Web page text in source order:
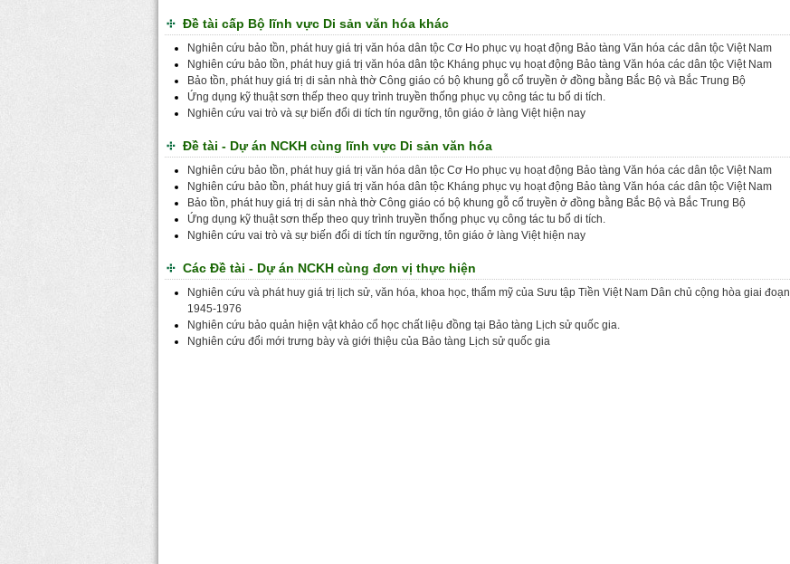
Đề tài cấp Bộ lĩnh vực Di sản văn hóa khác
Nghiên cứu bảo tồn, phát huy giá trị văn hóa dân tộc Cơ Ho phục vụ hoạt động Bảo tàng Văn hóa các dân tộc Việt Nam
Nghiên cứu bảo tồn, phát huy giá trị văn hóa dân tộc Kháng phục vụ hoạt động Bảo tàng Văn hóa các dân tộc Việt Nam
Bảo tồn, phát huy giá trị di sản nhà thờ Công giáo có bộ khung gỗ cổ truyền ở đồng bằng Bắc Bộ và Bắc Trung Bộ
Ứng dụng kỹ thuật sơn thếp theo quy trình truyền thống phục vụ công tác tu bổ di tích.
Nghiên cứu vai trò và sự biến đổi di tích tín ngưỡng, tôn giáo ở làng Việt hiện nay
Đề tài - Dự án NCKH cùng lĩnh vực Di sản văn hóa
Nghiên cứu bảo tồn, phát huy giá trị văn hóa dân tộc Cơ Ho phục vụ hoạt động Bảo tàng Văn hóa các dân tộc Việt Nam
Nghiên cứu bảo tồn, phát huy giá trị văn hóa dân tộc Kháng phục vụ hoạt động Bảo tàng Văn hóa các dân tộc Việt Nam
Bảo tồn, phát huy giá trị di sản nhà thờ Công giáo có bộ khung gỗ cổ truyền ở đồng bằng Bắc Bộ và Bắc Trung Bộ
Ứng dụng kỹ thuật sơn thếp theo quy trình truyền thống phục vụ công tác tu bổ di tích.
Nghiên cứu vai trò và sự biến đổi di tích tín ngưỡng, tôn giáo ở làng Việt hiện nay
Các Đề tài - Dự án NCKH cùng đơn vị thực hiện
Nghiên cứu và phát huy giá trị lịch sử, văn hóa, khoa học, thẩm mỹ của Sưu tập Tiền Việt Nam Dân chủ cộng hòa giai đoạn
1945-1976
Nghiên cứu bảo quản hiện vật khảo cổ học chất liệu đồng tại Bảo tàng Lịch sử quốc gia.
Nghiên cứu đổi mới trưng bày và giới thiệu của Bảo tàng Lịch sử quốc gia